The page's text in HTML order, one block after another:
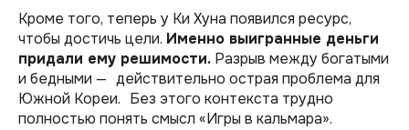
Кроме того, теперь у Ки Хуна появился ресурс,
чтобы достичь цели. Именно выигранные деньги
придали ему решимости. Разрыв между богатыми
и бедными — действительно острая проблема для
Южной Кореи. Без этого контекста трудно
полностью понять смысл «Игры в кальмара».